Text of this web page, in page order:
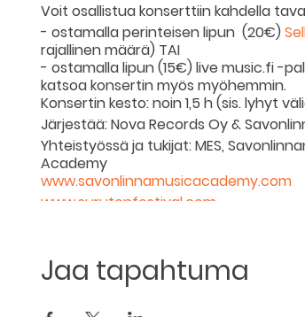
Voit osallistua konserttiin kahdella
- ostamalla perinteisen lipun (20€)
rajallinen määrä) TAI
- ostamalla lipun (15€) live music.fi -
katsoa konsertin myös myöhemmin.
Konsertin kesto: noin 1,5 h (sis. lyhyt
Järjestää: Nova Records Oy &
Yhteistyössä ja tukijat: MES,
Academy
www.savonlinnamusicacademy.com
www.surutonfestival.com
Jaa tapahtuma